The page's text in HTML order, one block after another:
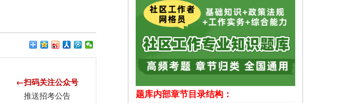
←扫码关注公众号
推送招考公告
题库内部章节目录结构：